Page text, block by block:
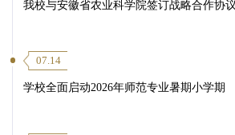
我校与安徽省农业科学院签订战略合作协议
07.14
学校全面启动2026年师范专业暑期小学期